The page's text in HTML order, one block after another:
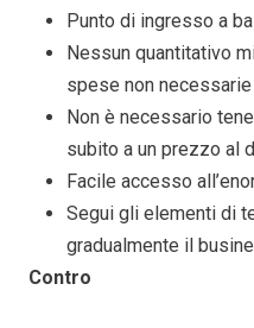
Punto di ingresso a
Nessun quantitativo
spese non necessarie
Non è necessario
subito a un prezzo al
Facile accesso
Segui gli elementi di
gradualmente il
Contro